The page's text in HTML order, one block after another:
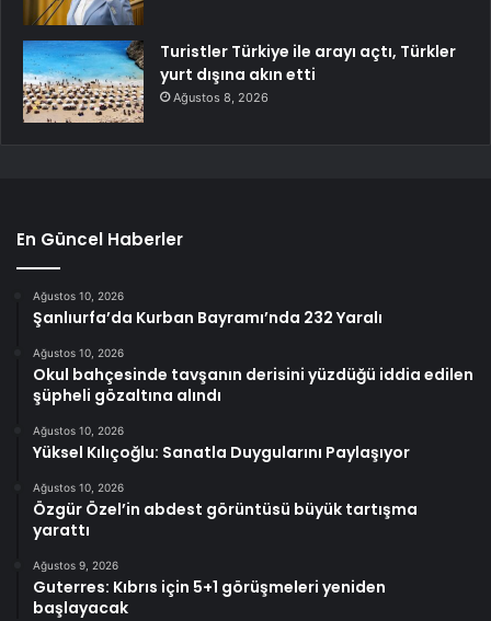
Turistler Türkiye ile arayı açtı, Türkler
yurt dışına akın etti
Ağustos 8, 2026
En Güncel Haberler
Ağustos 10, 2026
Şanlıurfa’da Kurban Bayramı’nda 232 Yaralı
Ağustos 10, 2026
Okul bahçesinde tavşanın derisini yüzdüğü iddia edilen
şüpheli gözaltına alındı
Ağustos 10, 2026
Yüksel Kılıçoğlu: Sanatla Duygularını Paylaşıyor
Ağustos 10, 2026
Özgür Özel’in abdest görüntüsü büyük tartışma
yarattı
Ağustos 9, 2026
Guterres: Kıbrıs için 5+1 görüşmeleri yeniden
başlayacak